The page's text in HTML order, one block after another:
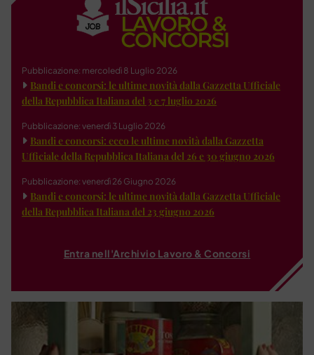
Pubblicazione: mercoledì 8 Luglio 2026
Bandi e concorsi: le ultime novità dalla Gazzetta Ufficiale
della Repubblica Italiana del 3 e 7 luglio 2026
Pubblicazione: venerdì 3 Luglio 2026
Bandi e concorsi: ecco le ultime novità dalla Gazzetta
Ufficiale della Repubblica Italiana del 26 e 30 giugno 2026
Pubblicazione: venerdì 26 Giugno 2026
Bandi e concorsi: le ultime novità dalla Gazzetta Ufficiale
della Repubblica Italiana del 23 giugno 2026
Entra nell'Archivio Lavoro & Concorsi